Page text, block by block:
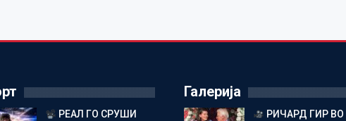
РЕАЛ ГО СРУШИ
Галерија
РИЧАРД ГИР ВО